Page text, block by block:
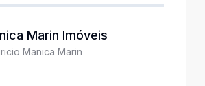
Marin Imóveis
Manica Marin